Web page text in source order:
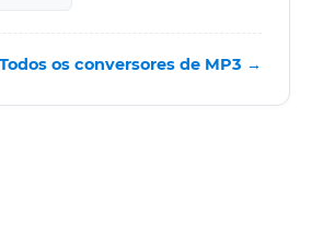
Todos os conversores de MP3 →